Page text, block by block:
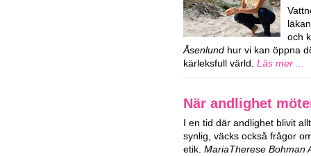
och
Åsenlund hur vi kan öppna
kärleksfull värld. Läs mer ...
När andlighet
I en tid där andlighet blivit
synlig, väcks också frågor
etik. MariaTherese Bohman